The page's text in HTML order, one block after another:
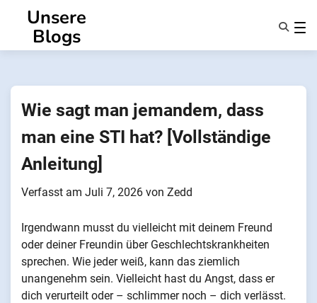
springen
Unsere
Blogs
Benachrichtigen Sie Partner
Über Uns
Wie sagt man jemandem, dass
man eine STI hat? [Vollständige
Anleitung]
Verfasst am Juli 7, 2026 von Zedd
Irgendwann musst du vielleicht mit deinem Freund
oder deiner Freundin über Geschlechtskrankheiten
sprechen. Wie jeder weiß, kann das ziemlich
unangenehm sein. Vielleicht hast du Angst, dass er
dich verurteilt oder – schlimmer noch – dich verlässt.